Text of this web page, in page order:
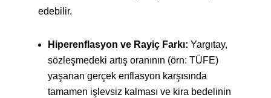
edebilir.
Hiperenflasyon ve Rayiç Farkı: Yargıtay,
sözleşmedeki artış oranının (örn: TÜFE)
yaşanan gerçek enflasyon karşısında
tamamen işlevsiz kalması ve kira bedelinin